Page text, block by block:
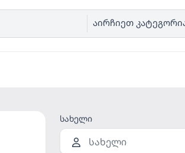
აირჩიეთ
სახელი